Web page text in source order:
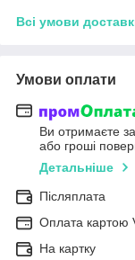
Всі умови
Умови оплати
Ви отримаєте
або гроші
Детальніше
Післяплата
Оплата картою
На картку